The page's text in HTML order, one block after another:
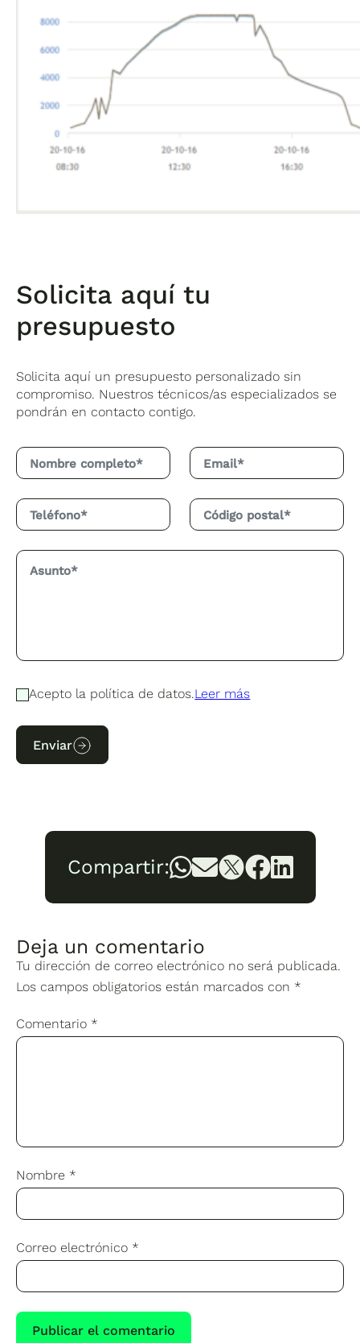
Solicita aquí tu
presupuesto
Solicita aquí un presupuesto personalizado sin
compromiso. Nuestros técnicos/as especializados se
pondrán en contacto contigo.
Acepto la política de datos.Leer más
Enviar
Compartir:
Deja un comentario
Tu dirección de correo electrónico no será publicada.
Los campos obligatorios están marcados con *
Comentario *
Nombre *
Correo electrónico *